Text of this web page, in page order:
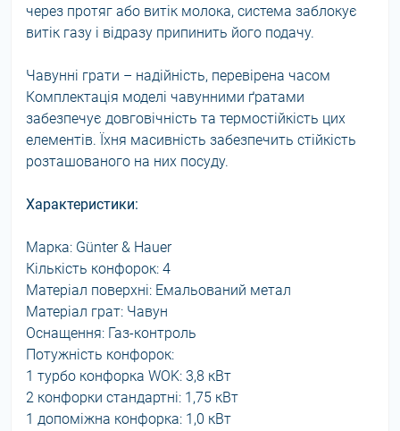
через протяг або витік молока, система заблокує
витік газу і відразу припинить його подачу.
Чавунні грати – надійність, перевірена часом
Комплектація моделі чавунними ґратами
забезпечує довговічність та термостійкість цих
елементів. Їхня масивність забезпечить стійкість
розташованого на них посуду.
Характеристики:
Марка: Günter & Hauer
Кількість конфорок: 4
Матеріал поверхні: Емальований метал
Матеріал грат: Чавун
Оснащення: Газ-контроль
Потужність конфорок:
1 турбо конфорка WOK: 3,8 кВт
2 конфорки стандартні: 1,75 кВт
1 допоміжна конфорка: 1,0 кВт